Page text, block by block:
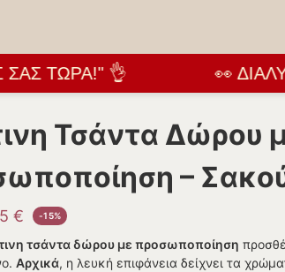
ΤΏΡΑ!" 👌 👀
Τσάντα Δώρου
–
€ -15%
τσάντα δώρου με προσωποποίηση
Αρχικά, η λευκή επιφάνεια δείχνει τα